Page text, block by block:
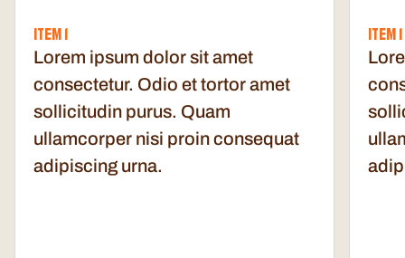
ITEM 1
Lorem ipsum dolor sit amet
consectetur. Odio et tortor amet
sollicitudin purus. Quam
ullamcorper nisi proin consequat
adipiscing urna.
ITEM 1